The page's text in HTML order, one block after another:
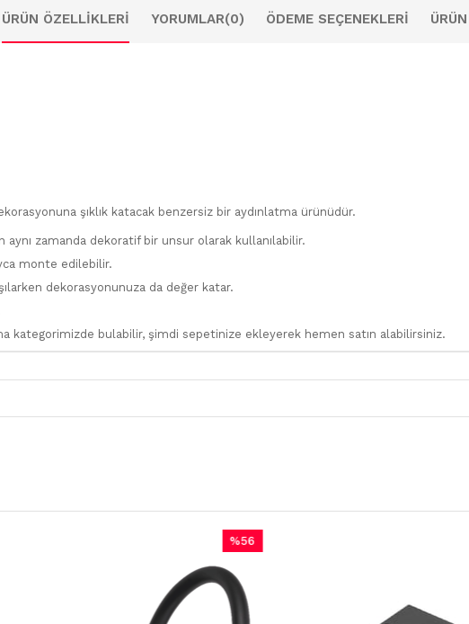
ÜRÜN ÖZELLIKLERI YORUMLAR(0) ÖDEME SEÇENEKLERI
şıklık katacak benzersiz bir aydınlatma ürünüdür.
aynı zamanda dekoratif bir unsur olarak kullanılabilir.
monte edilebilir.
dekorasyonunuza da değer katar.
kategorimizde bulabilir, şimdi sepetinize ekleyerek hemen satın alabilirsiniz.
İndirim
%56İndirim